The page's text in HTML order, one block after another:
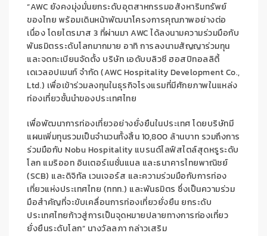
“AWC ยังคงมุ่งมั่นยกระดับอุตสาหกรรมอสังหาริมทรัพย์
ของไทย พร้อมเดินหน้าพัฒนาโครงการคุณภาพอย่างต่อ
เนื่องโดยไตรมาส 3 ที่ผ่านมาAWCได้ลงนามความร่วมมือกับ
พันธมิตรระดับโลกมากมาย อาทิ การลงนามสัญญาร่วมทุน
และจดทะเบียนจัดตั้ง บริษัท เอดับบลิวซี ฮอสปิทอลลิตี้
เดเวลอปเมนท์ จำกัด(AWC Hospitality Development Co.,
Ltd.) เพื่อเข้าร่วมลงทุนในธุรกิจโรงแรมที่มีศักยภาพในแหล่ง
ท่องเที่ยวชั้นนำของประเทศไทย
เพื่อพัฒนาการท่องเที่ยวอย่างยั่งยืนในประเทศ โดยบริษัทมี
แผนเพิ่มทุนรวมเป็นจำนวนทั้งสิ้น10,800 ล้านบาท รวมถึงการ
ร่วมมือกับ Nobu Hospitality แบรนด์ไลฟ์สไตล์สุดหรูระดับ
โลก แมริออท อินเตอร์เนชั่นแนล และธนาคารไทยพาณิชย์
(SCB) และดิจิทัล เวนเจอร์ส และความร่วมมือกับการท่อง
เที่ยวแห่งประเทศไทย (ททท.) และพันธมิตร ซึ่งเป็นความร่วม
มือสำคัญที่จะขับเคลื่อนการท่องเที่ยวยั่งยืน ยกระดับ
ประเทศไทยก้าวสู่การเป็นจุดหมายปลายทางการท่องเที่ยว
ยั่งยืนระดับโลก” นางวัลลภา กล่าวเสริม